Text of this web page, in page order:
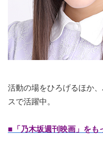
活動の場をひろげるほか
スで活躍中。
■「乃木坂週刊映画」をも